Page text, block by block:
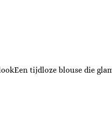
tijdloze blouse die